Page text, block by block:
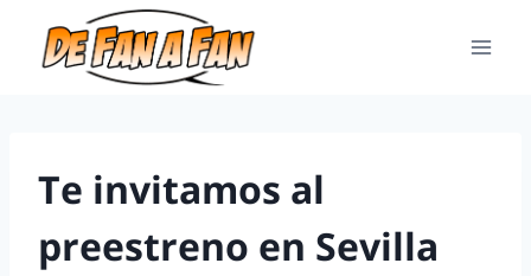
Te invitamos al
preestreno en Sevilla